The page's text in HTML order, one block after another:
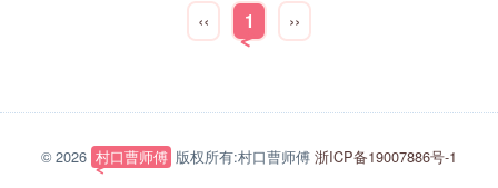
‹‹ 1 ››
© 2026 村口曹师傅 版权所有:村口曹师傅浙ICP备19007886号-1